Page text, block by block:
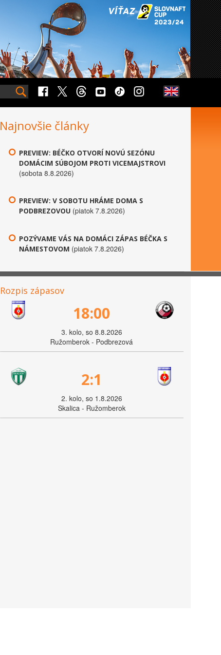
Najnovšie články
PREVIEW: BÉČKO OTVORÍ NOVÚ SEZÓNU
DOMÁCIM SÚBOJOM PROTI VICEMAJSTROVI
(sobota 8.8.2026)
PREVIEW: V SOBOTU HRÁME DOMA S
PODBREZOVOU (piatok 7.8.2026)
POZÝVAME VÁS NA DOMÁCI ZÁPAS BÉČKA S
NÁMESTOVOM (piatok 7.8.2026)
Rozpis zápasov
18:00
3. kolo, so 8.8.2026
Ružomberok - Podbrezová
2:1
2. kolo, so 1.8.2026
Skalica - Ružomberok